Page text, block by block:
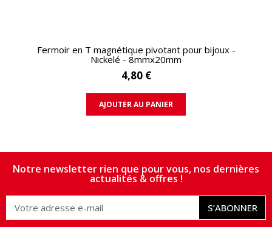
APERÇU RAPIDE
Fermoir en T magnétique pivotant pour bijoux -
Nickelé - 8mmx20mm
4,80 €
AJOUTER AU PANIER
Notre newsletter rien que pour vous, nos dernières
actualités & offres !
S’ABONNER